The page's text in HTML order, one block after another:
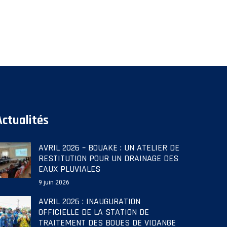
AVRIL 2026 – BOUAKE : UN ATELIER DE
RESTITUTION POUR UN DRAINAGE DES
EAUX PLUVIALES
9 juin 2026
AVRIL 2026 : INAUGURATION
OFFICIELLE DE LA STATION DE
TRAITEMENT DES BOUES DE VIDANGE